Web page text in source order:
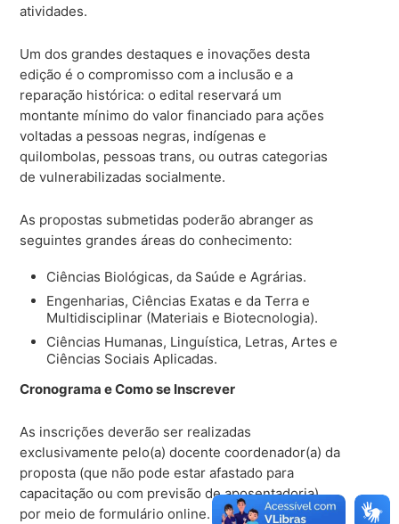
atividades.
Um dos grandes destaques e inovações desta
edição é o compromisso com a inclusão e a
reparação histórica: o edital reservará um
montante mínimo do valor financiado para ações
voltadas a pessoas negras, indígenas e
quilombolas, pessoas trans, ou outras categorias
de vulnerabilizadas socialmente.
As propostas submetidas poderão abranger as
seguintes grandes áreas do conhecimento:
Ciências Biológicas, da Saúde e Agrárias.
Engenharias, Ciências Exatas e da Terra e
Multidisciplinar (Materiais e Biotecnologia).
Ciências Humanas, Linguística, Letras, Artes e
Ciências Sociais Aplicadas.
Cronograma e Como se Inscrever
As inscrições deverão ser realizadas
exclusivamente pelo(a) docente coordenador(a) da
proposta (que não pode estar afastado para
capacitação ou com previsão de aposentadoria)
por meio de formulário online. A modalidade de